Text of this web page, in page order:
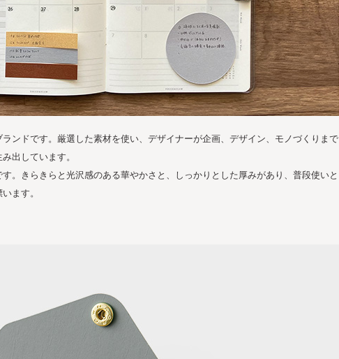
ンドです。厳選した素材を使い、デザイナーが企画、デザイン、モノづくりまで
出しています。
。きらきらと光沢感のある華やかさと、しっかりとした厚みがあり、普段使いと
ます。